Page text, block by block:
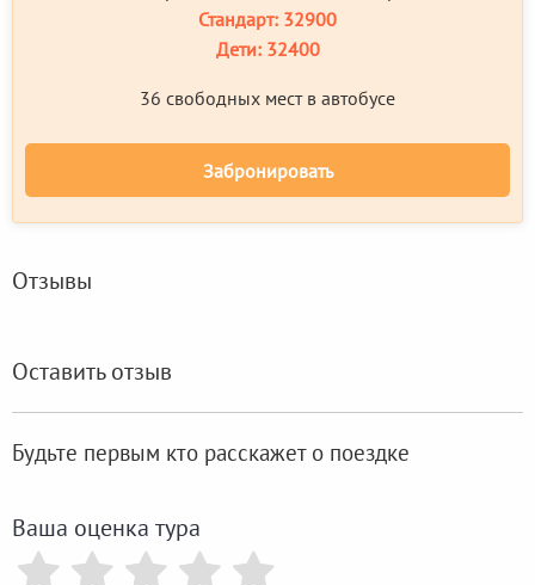
Стандарт: 32900
Дети:32400
36 свободных мест в автобусе
Забронировать
Отзывы
Оставить отзыв
Будьте первым кто расскажет о поездке
Ваша оценка тура